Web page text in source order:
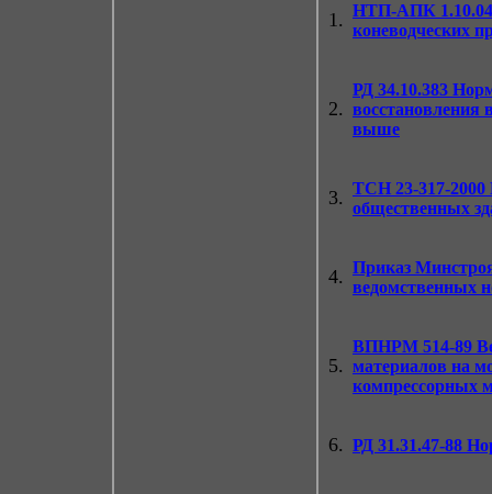
1. НТП-АПК
коневодческих
2.
РД 34.10.383
восстановления
выше
3. ТСН 23-317-2000
общественных
4. Приказ
ведомственных
5.
ВПНРМ 514-89
материалов на
компрессорных
6. РД 31.31.47-88